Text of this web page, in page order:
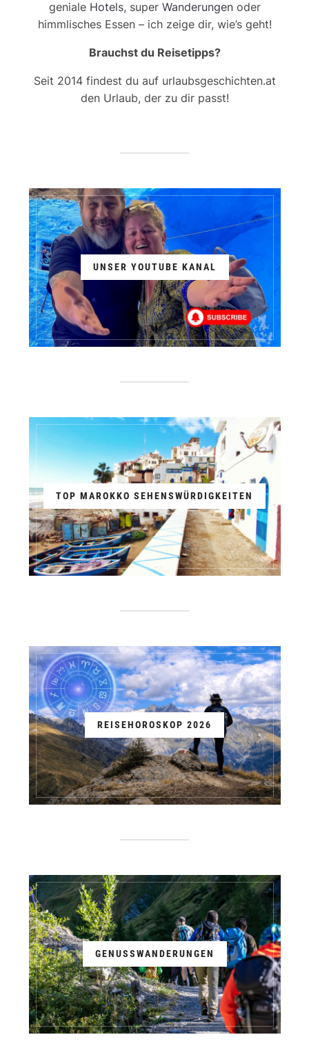
geniale Hotels, super Wanderungenoder
himmlisches Essen – ich zeige dir, wie’s geht!
Brauchst du Reisetipps?
Seit 2014 findest du auf urlaubsgeschichten.at
den Urlaub, der zu dir passt!
UNSER YOUTUBE KANAL
TOP MAROKKO SEHENSWÜRDIGKEITEN
REISEHOROSKOP 2026
GENUSSWANDERUNGEN